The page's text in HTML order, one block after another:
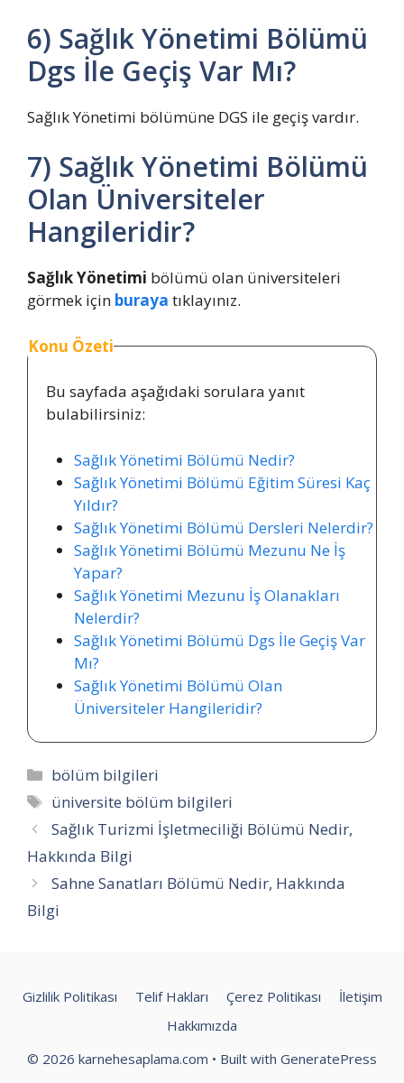
6) Sağlık Yönetimi Bölümü
Dgs İle Geçiş Var Mı?
Sağlık Yönetimi bölümüne DGS ile geçiş vardır.
7) Sağlık Yönetimi Bölümü
Olan Üniversiteler
Hangileridir?
Sağlık Yönetimi bölümü olan üniversiteleri
görmek için buraya tıklayınız.
Konu Özeti
Bu sayfada aşağıdaki sorulara yanıt
bulabilirsiniz:
Sağlık Yönetimi Bölümü Nedir?
Sağlık Yönetimi Bölümü Eğitim Süresi Kaç
Yıldır?
Sağlık Yönetimi Bölümü Dersleri Nelerdir?
Sağlık Yönetimi Bölümü Mezunu Ne İş
Yapar?
Sağlık Yönetimi Mezunu İş Olanakları
Nelerdir?
Sağlık Yönetimi Bölümü Dgs İle Geçiş Var
Mı?
Sağlık Yönetimi Bölümü Olan
Üniversiteler Hangileridir?
Kategoriler
bölüm bilgileri
Etiketler
üniversite bölüm bilgileri
Sağlık Turizmi İşletmeciliği Bölümü Nedir,
Hakkında Bilgi
Sahne Sanatları Bölümü Nedir, Hakkında
Bilgi
Gizlilik Politikası Telif Hakları Çerez Politikası
İletişim
Hakkımızda
© 2026 karnehesaplama.com • Built with GeneratePress